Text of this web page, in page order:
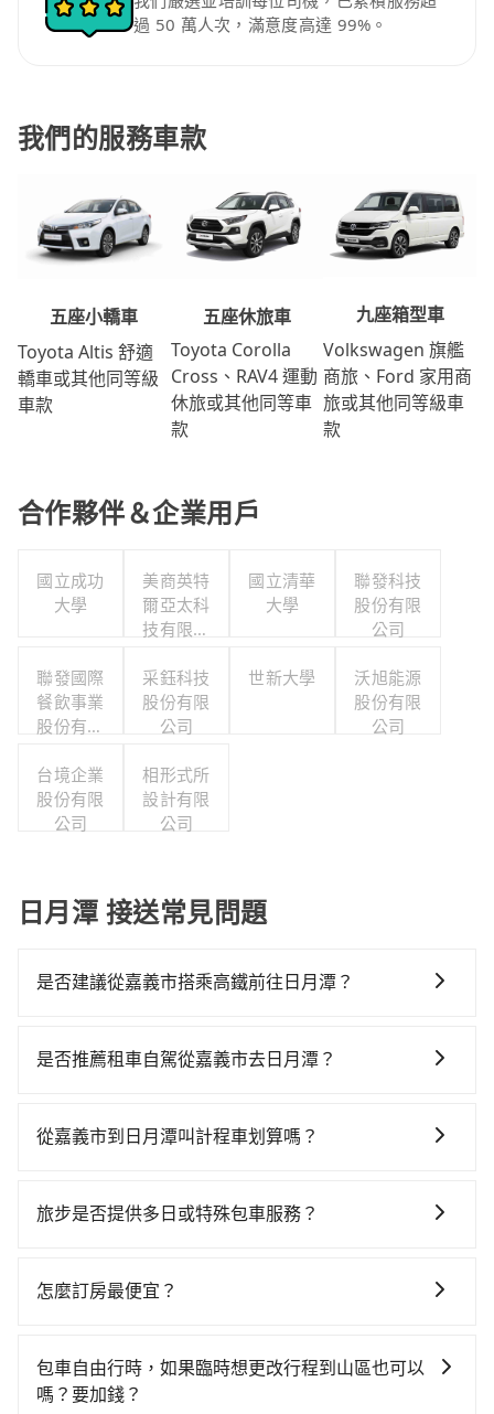
過 50 萬人次，滿意度高達 99%。
我們的服務車款
五座小轎車
Toyota Altis 舒適
轎車或其他同等級
車款
五座休旅車
Toyota Corolla
Cross、RAV4 運動
休旅或其他同等車
款
九座箱型車
Volkswagen 旗艦
商旅、Ford 家用商
旅或其他同等級車
款
合作夥伴＆企業用戶
國立成功
大學
美商英特
爾亞太科
技有限公
國立清華
大學
聯發科技
股份有限
公司
聯發國際
餐飲事業
股份有限
采鈺科技
股份有限
公司
世新大學
沃旭能源
股份有限
公司
台境企業
股份有限
公司
相形式所
設計有限
公司
日月潭 接送常見問題
是否建議從嘉義市搭乘高鐵前往日月潭？
轉車麻煩！從最早06:21一直到23:27，嘉義-台中一天最
分鐘。抵達高鐵站後，步行進站、現場購票並於月台排
10分鐘出站、等待車站前排班的計程車，搭上小黃後約
獨行，交通費總計3,280元。但如果全程使用tripool並
1,010元車資，而且更會額外浪費51分鐘在轉乘與等車
上，現在還不馬上來預約tripool！
是否推薦租車自駕從嘉義市去日月潭？
時不需要閉目養神（因為要自己開車），最重要的是你
$115~205承租小轎車，每公里再額外加收$3.2，從嘉義
返回），雖已將eTag和可能的每小時40元路邊停車費用
Yaris、Prius C、Vios這類乘坐體驗較差的車款，如果人
數超過四位，更是沒有較大的七人座或九人座可供選
從嘉義市到日月潭叫計程車划算嗎？
灣大車隊，如果在路邊攔不到車，也可考慮打電話至附
約為1,935~2,300元間，若改選tripool的專車服務可再
0.2%，其叫車的難度是雙北市的490倍。雖然嘉義市區
到日月潭的跳表小黃可能較為便宜，但當你們人數超過
旅步是否提供多日或特殊包車服務？
專人回覆您。
怎麼訂房最便宜？
OTA (online travel agent) 來完成，除了可以快速依據
地區、價位、人數、特殊需求來搜尋適合的旅店與房
包車自由行時，如果臨時想更改行程到山區也可以
嗎？要加錢？